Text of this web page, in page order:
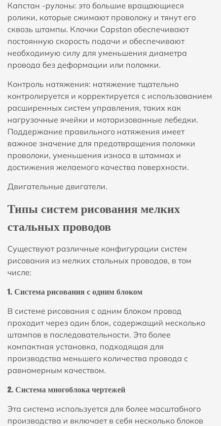
Капстан -рулоны: это большие вращающиеся
ролики, которые сжимают проволоку и тянут его
сквозь штампы. Клочки Capstan обеспечивают
постоянную скорость подачи и обеспечивают
необходимую силу для уменьшения диаметра
провода без деформации или поломки.
Контроль натяжения: натяжение тщательно
контролируется и корректируется с использованием
расширенных систем управления, таких как
нагрузочные ячейки и моторизованные лебедки.
Поддержание правильного натяжения имеет
важное значение для предотвращения поломки
проволоки, уменьшения износа в штаммах и
достижения желаемого качества поверхности.
Двигательные двигатели.
Типы систем рисования мелких
стальных проводов
Существуют различные конфигурации систем
рисования из мелких стальных проводов, в том
числе:
1. Система рисования с одним блоком
В системе рисования с одним блоком провод
проходит через один блок, содержащий несколько
штампов в последовательности. Это более
компактная установка, подходящая для
производства меньшего количества провода с
равномерным качеством.
2. Система многоблока чертежей
Эта система используется для более масштабного
производства и включает в себя несколько блоков